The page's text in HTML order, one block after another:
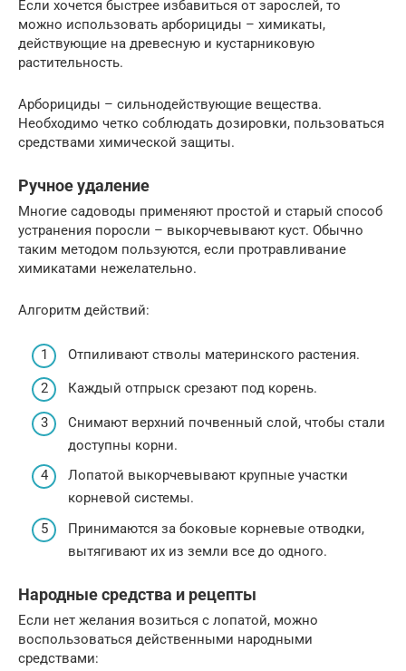
Если хочется быстрее избавиться от зарослей, то
можно использовать арборициды – химикаты,
действующие на древесную и кустарниковую
растительность.
Арборициды – сильнодействующие вещества.
Необходимо четко соблюдать дозировки, пользоваться
средствами химической защиты.
Ручное удаление
Многие садоводы применяют простой и старый способ
устранения поросли – выкорчевывают куст. Обычно
таким методом пользуются, если протравливание
химикатами нежелательно.
Алгоритм действий:
Отпиливают стволы материнского растения.
Каждый отпрыск срезают под корень.
Снимают верхний почвенный слой, чтобы стали
доступны корни.
Лопатой выкорчевывают крупные участки
корневой системы.
Принимаются за боковые корневые отводки,
вытягивают их из земли все до одного.
Народные средства и рецепты
Если нет желания возиться с лопатой, можно
воспользоваться действенными народными
средствами: